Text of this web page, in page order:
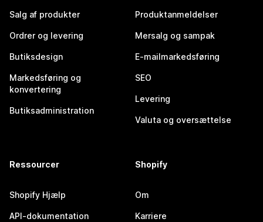
Salg af produkter
Ordrer og levering
Butiksdesign
Markedsføring og
konvertering
Butiksadministration
Produktanmeldelser
Mersalg og sampak
E-mailmarkedsføring
SEO
Levering
Valuta og oversættelse
Ressourcer
Shopify Hjælp
API-dokumentation
Shopify
Om
Karriere